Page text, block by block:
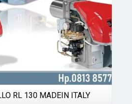
RL 130 MADEIN ITALY